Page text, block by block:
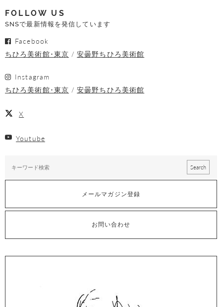
FOLLOW US
SNSで最新情報を発信しています
Facebook
ちひろ美術館･東京
安曇野ちひろ美術館
Instagram
ちひろ美術館･東京
安曇野ちひろ美術館
X
Youtube
メールマガジン登録
お問い合わせ